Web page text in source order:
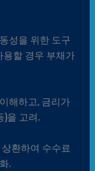
성을 위한 도구
용할 경우 부채가
해하고, 금리가
)을 고려.
환하여 수수료
.